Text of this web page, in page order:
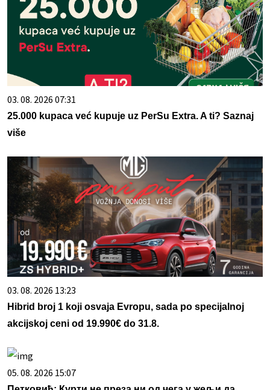
03. 08. 2026 07:31
25.000 kupaca već kupuje uz PerSu Extra. A ti? Saznaj
više
03. 08. 2026 13:23
Hibrid broj 1 koji osvaja Evropu, sada po specijalnoj
akcijskoj ceni od 19.990€ do 31.8.
05. 08. 2026 15:07